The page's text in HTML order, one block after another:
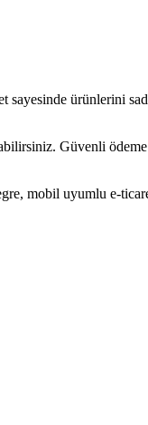
sayesinde ürünlerini
Güvenli
mobil uyumlu e-